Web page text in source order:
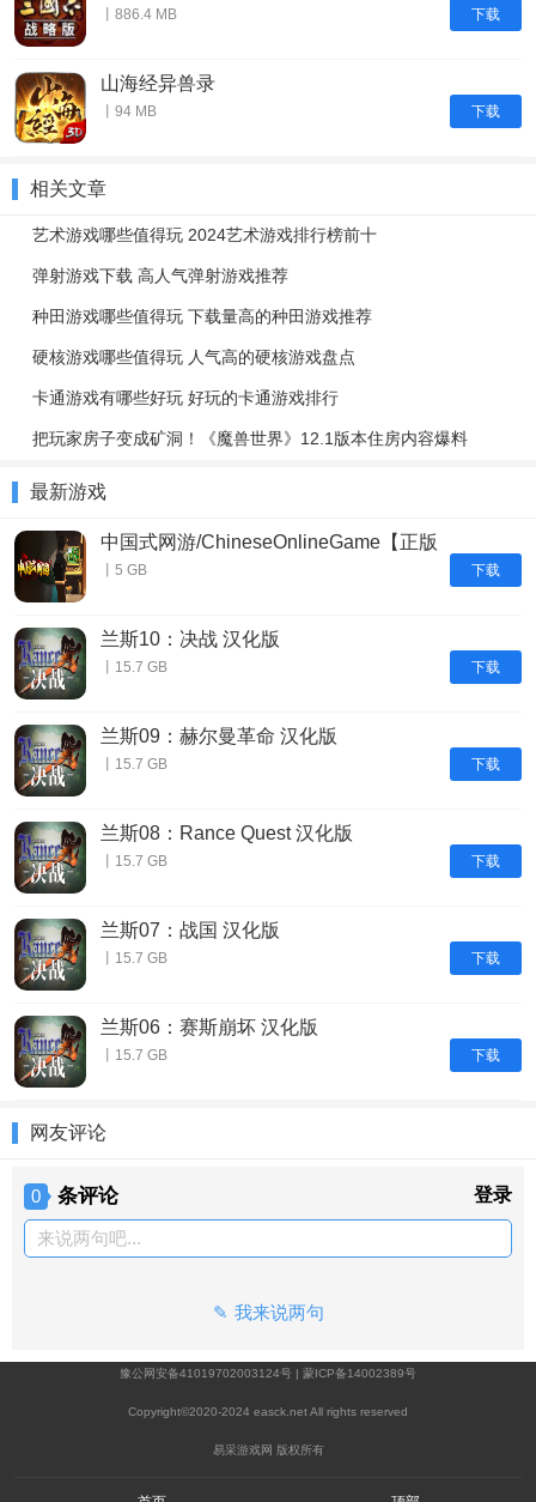
下载
丨886.4 MB
下载
山海经异兽录
丨94 MB
相关文章
艺术游戏哪些值得玩 2024艺术游戏排行榜前十
弹射游戏下载 高人气弹射游戏推荐
种田游戏哪些值得玩 下载量高的种田游戏推荐
硬核游戏哪些值得玩 人气高的硬核游戏盘点
卡通游戏有哪些好玩 好玩的卡通游戏排行
把玩家房子变成矿洞！《魔兽世界》12.1版本住房内容爆料
最新游戏
下载
中国式网游/ChineseOnlineGame【正版
账号】
丨5 GB
下载
兰斯10：决战 汉化版
丨15.7 GB
下载
兰斯09：赫尔曼革命 汉化版
丨15.7 GB
下载
兰斯08：Rance Quest 汉化版
丨15.7 GB
下载
兰斯07：战国 汉化版
丨15.7 GB
下载
兰斯06：赛斯崩坏 汉化版
丨15.7 GB
网友评论
0 条评论 登录
来说两句吧...
我来说两句
豫公网安备41019702003124号 | 蒙ICP备14002389号
Copyright©2020-2024 easck.net All rights reserved
易采游戏网 版权所有